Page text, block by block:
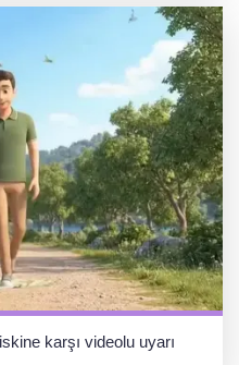
karşı videolu uyarı